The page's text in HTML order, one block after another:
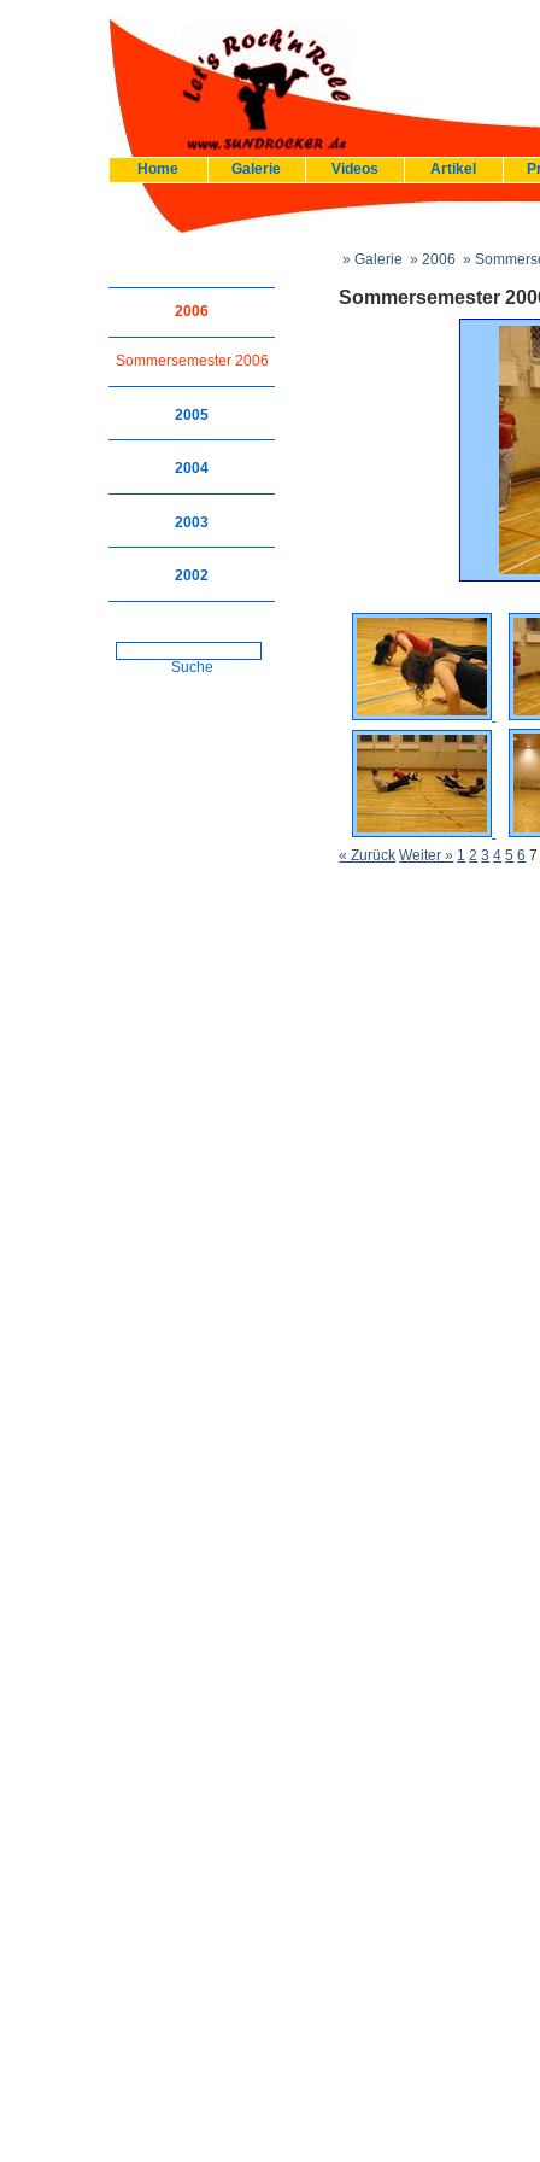
Home Galerie Videos Artikel
2006
Sommersemester 2006
2005
2004
2003
2002
Suche
» Galerie » 2006 »
Sommersemester
« Zurück Weiter » 1 2 3 4 5 6 7